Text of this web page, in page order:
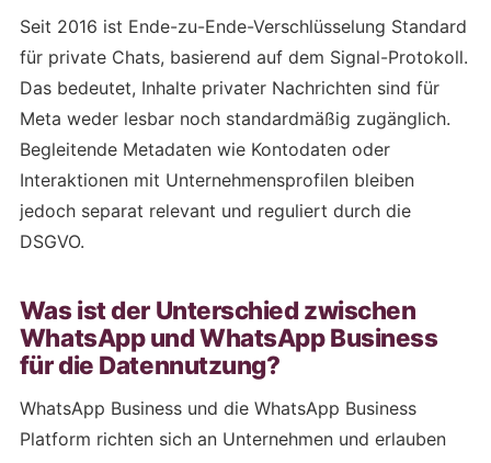
Seit 2016 ist Ende-zu-Ende-Verschlüsselung Standard
für private Chats, basierend auf dem Signal-Protokoll.
Das bedeutet, Inhalte privater Nachrichten sind für
Meta weder lesbar noch standardmäßig zugänglich.
Begleitende Metadaten wie Kontodaten oder
Interaktionen mit Unternehmensprofilen bleiben
jedoch separat relevant und reguliert durch die
DSGVO.
Was ist der Unterschied zwischen
WhatsApp und WhatsApp Business
für die Datennutzung?
WhatsApp Business und die WhatsApp Business
Platform richten sich an Unternehmen und erlauben